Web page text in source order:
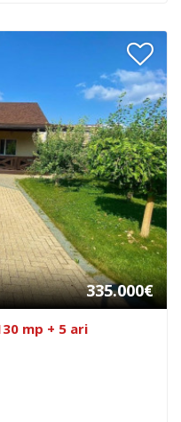
335.000€
mp + 5 ari